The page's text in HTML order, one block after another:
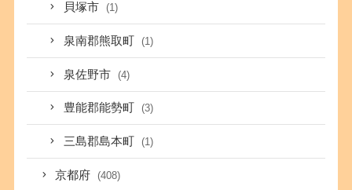
貝塚市 (1)
泉南郡熊取町 (1)
泉佐野市 (4)
豊能郡能勢町 (3)
三島郡島本町 (1)
京都府 (408)